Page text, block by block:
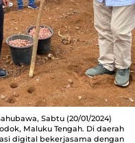
Sabtu (20/01/2024)
Maluku Tengah. Di daerah
digital bekerjasama dengan